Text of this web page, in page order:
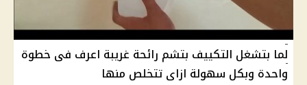
لما بتشغل التكييف بتشم رائحة غريبة اعرف فى خطوة
واحدة وبكل سهولة ازاى تتخلص منها